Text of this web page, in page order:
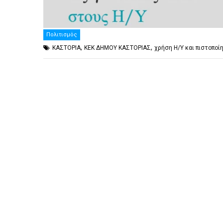
Πολιτισμός
ΚΑΣΤΟΡΙΑ, ΚΕΚ ΔΗΜΟΥ ΚΑΣΤΟΡΙΑΣ, χρήση Η/Υ και